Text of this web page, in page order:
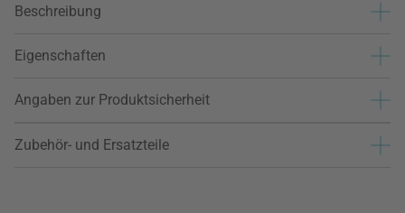
Beschreibung
Eigenschaften
Angaben zur Produktsicherheit
Zubehör- und Ersatzteile